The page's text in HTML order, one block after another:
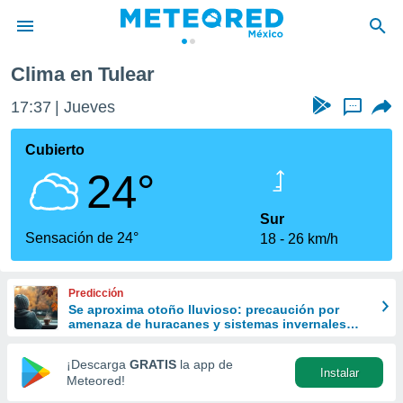
de
ha sido
que se
calidad.
a este
las
y
forma
digital
basada
Clima en Tulear
17:37 Jueves ...
Cubierto
24°
Sensación de 24°
Sur
18
26 km/h
Predicción
Se aproxima otoño lluvioso: precaución por
amenaza de huracanes y sistemas invernales
¡Descarga GRATIS la app de
Meteored!
Instalar